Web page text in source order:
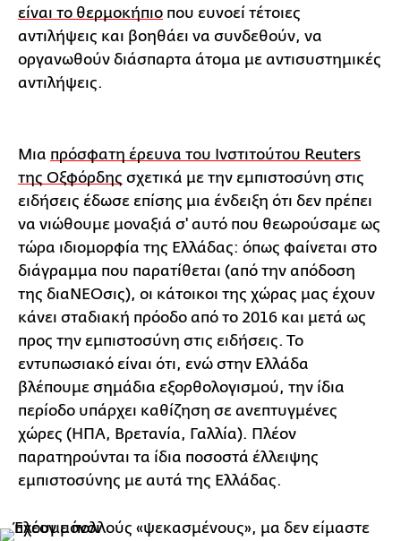
είναι το θερμοκήπιο που ευνοεί τέτοιες
αντιλήψεις και βοηθάει να συνδεθούν, να
οργανωθούν διάσπαρτα άτομα με αντισυστημικές
αντιλήψεις.
Μια πρόσφατη έρευνα του Ινστιτούτου Reuters
της Οξφόρδης σχετικά με την εμπιστοσύνη στις
ειδήσεις έδωσε επίσης μια ένδειξη ότι δεν πρέπει
να νιώθουμε μοναξιά σ' αυτό που θεωρούσαμε ως
τώρα ιδιομορφία της Ελλάδας: όπως φαίνεται στο
διάγραμμα που παρατίθεται (από την απόδοση
της διαΝΕΟσις), οι κάτοικοι της χώρας μας έχουν
κάνει σταδιακή πρόοδο από το 2016 και μετά ως
προς την εμπιστοσύνη στις ειδήσεις. Το
εντυπωσιακό είναι ότι, ενώ στην Ελλάδα
βλέπουμε σημάδια εξορθολογισμού, την ίδια
περίοδο υπάρχει καθίζηση σε ανεπτυγμένες
χώρες (ΗΠΑ, Βρετανία, Γαλλία). Πλέον
παρατηρούνται τα ίδια ποσοστά έλλειψης
εμπιστοσύνης με αυτά της Ελλάδας.